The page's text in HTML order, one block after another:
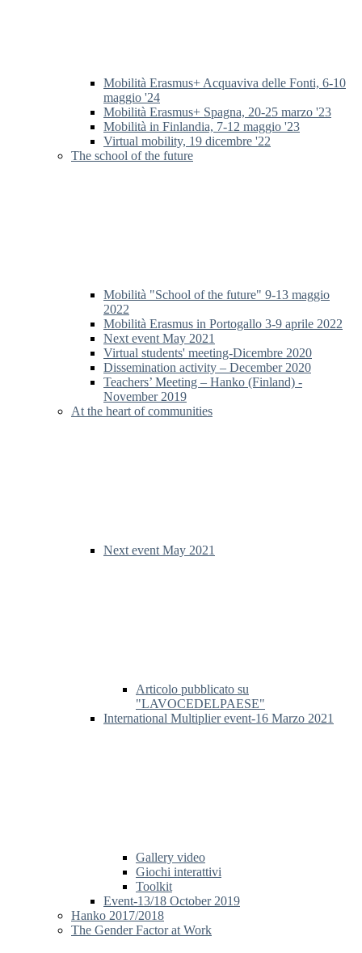
Mobilità Erasmus+ Acquaviva delle Fonti, 6-10
maggio '24
Mobilità Erasmus+ Spagna, 20-25 marzo '23
Mobilità in Finlandia, 7-12 maggio '23
Virtual mobility, 19 dicembre '22
The school of the future
Mobilità "School of the future" 9-13 maggio
2022
Mobilità Erasmus in Portogallo 3-9 aprile 2022
Next event May 2021
Virtual students' meeting-Dicembre 2020
Dissemination activity – December 2020
Teachers’ Meeting – Hanko (Finland) -
November 2019
At the heart of communities
Next event May 2021
Articolo pubblicato su
"LAVOCEDELPAESE"
International Multiplier event-16 Marzo 2021
Gallery video
Giochi interattivi
Toolkit
Event-13/18 October 2019
Hanko 2017/2018
The Gender Factor at Work